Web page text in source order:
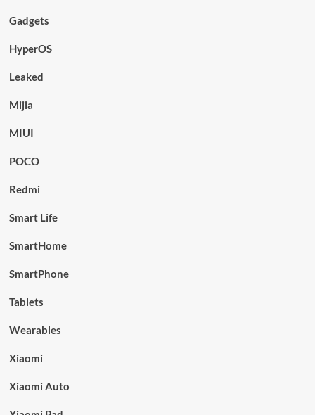
Gadgets
HyperOS
Leaked
Mijia
MIUI
POCO
Redmi
Smart Life
SmartHome
SmartPhone
Tablets
Wearables
Xiaomi
Xiaomi Auto